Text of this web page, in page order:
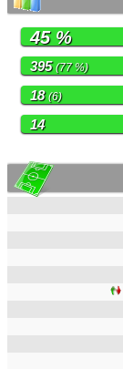
45 %
395(77 %)
18(6)
14